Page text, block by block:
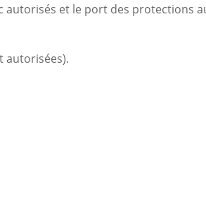
autorisés et le port des protections
autorisées).